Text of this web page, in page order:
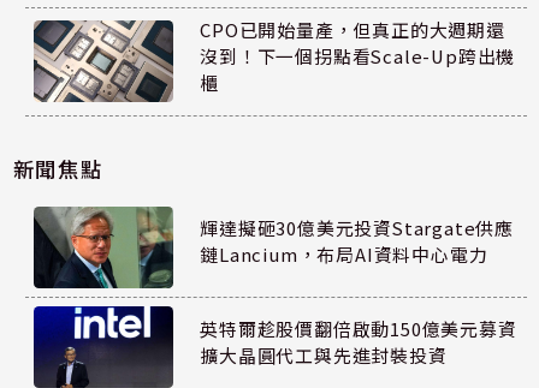
CPO已開始量產，但真正的大週期還
沒到！下一個拐點看Scale-Up跨出機
櫃
新聞焦點
輝達擬砸30億美元投資Stargate供應
鏈Lancium，布局AI資料中心電力
英特爾趁股價翻倍啟動150億美元募資
擴大晶圓代工與先進封裝投資